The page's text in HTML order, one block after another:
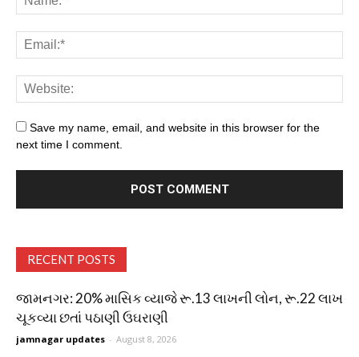
Save my name, email, and website in this browser for the
next time I comment.
RECENT POSTS
જામનગર: 20% માસિક વ્યાજે રૂ.13 લાખની લોન, રૂ.22 લાખ
ચૂકવ્યા છતાં પઠાણી ઉઘરાણી
jamnagar updates - August 8, 2026